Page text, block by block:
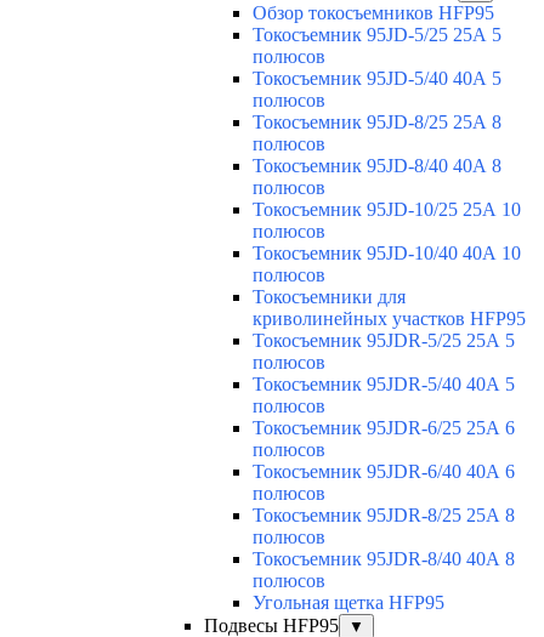
Обзор токосъемников HFP95
Токосъемник 95JD-5/25 25А 5
полюсов
Токосъемник 95JD-5/40 40А 5
полюсов
Токосъемник 95JD-8/25 25А 8
полюсов
Токосъемник 95JD-8/40 40А 8
полюсов
Токосъемник 95JD-10/25 25А 10
полюсов
Токосъемник 95JD-10/40 40А 10
полюсов
Токосъемники для
криволинейных участков HFP95
Токосъемник 95JDR-5/25 25А 5
полюсов
Токосъемник 95JDR-5/40 40А 5
полюсов
Токосъемник 95JDR-6/25 25А 6
полюсов
Токосъемник 95JDR-6/40 40А 6
полюсов
Токосъемник 95JDR-8/25 25А 8
полюсов
Токосъемник 95JDR-8/40 40А 8
полюсов
Угольная щетка HFP95
Подвесы HFP95
▼